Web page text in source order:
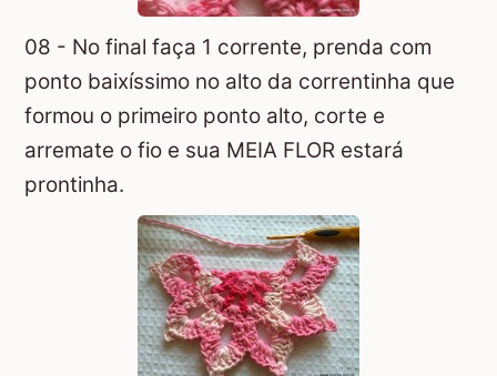
08 - No final faça 1 corrente, prenda com
ponto baixíssimo no alto da correntinha que
formou o primeiro ponto alto, corte e
arremate o fio e sua MEIA FLOR estará
prontinha.